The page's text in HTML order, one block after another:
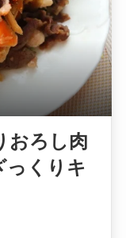
おろし肉
っくりキ